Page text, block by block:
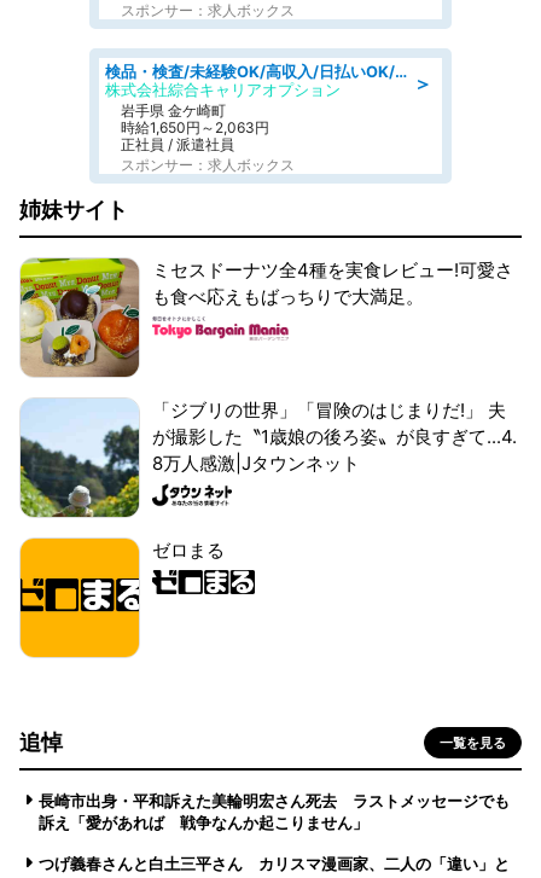
スポンサー：求人ボックス
＞
検品・検査/未経験OK/高収入/日払いOK/交替制/20・30・40代活躍中
株式会社綜合キャリアオプション
岩手県 金ケ崎町
時給1,650円～2,063円
正社員 / 派遣社員
スポンサー：求人ボックス
姉妹サイト
ミセスドーナツ全4種を実食レビュー!可愛さ
も食べ応えもばっちりで大満足。
「ジブリの世界」「冒険のはじまりだ!」 夫
が撮影した〝1歳娘の後ろ姿〟が良すぎて...4.
8万人感激|Jタウンネット
ゼロまる
追悼 一覧を見る
長崎市出身・平和訴えた美輪明宏さん死去 ラストメッセージでも
訴え「愛があれば 戦争なんか起こりません」
つげ義春さんと白土三平さん カリスマ漫画家、二人の「違い」と